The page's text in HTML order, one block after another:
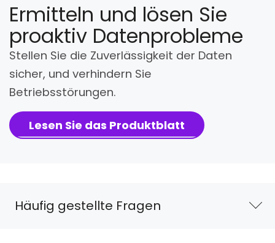
Ermitteln und lösen Sie
proaktiv Datenprobleme
Stellen Sie die Zuverlässigkeit der Daten
sicher, und verhindern Sie
Betriebsstörungen.
Lesen Sie das Produktblatt
Häufig gestellte Fragen